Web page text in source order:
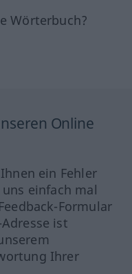
Wörterbuch?
Online
ein Fehler
einfach mal
Formular
ist
Ihrer